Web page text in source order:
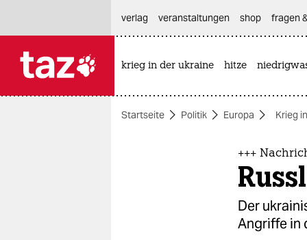
themen
verlag
veranstaltungen shop fragen
krieg in der ukraine hitze
Startseite Politik Europa Krieg
+++
Der
Angriffe in